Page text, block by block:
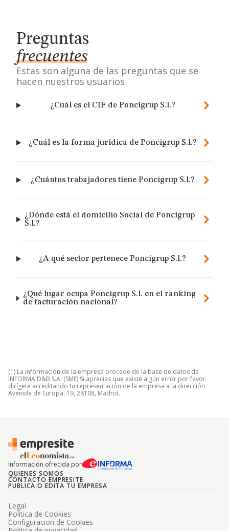
Preguntas
frecuentes
Estas son alguna de las preguntas que se
hacen nuestros usuarios
¿Cuál es el CIF de Poncigrup S.l.?
¿Cuál es la forma jurídica de Poncigrup S.l.?
¿Cuántos trabajadores tiene Poncigrup S.l.?
¿Dónde está el domicilio Social de Poncigrup
S.l.?
¿A qué sector pertenece Poncigrup S.l.?
¿Qué lugar ocupa Poncigrup S.l. en el ranking
de facturación nacional?
(1) La información de la empresa procede de la base de datos de
INFORMA D&B S.A. (SME) Si aprecias que existe algún error por favor
dirígete acreditando tu representación de la empresa a la dirección
Avenida de Europa, 19, 28108, Madrid.
Información ofrecida por
QUIENES SOMOS
CONTACTO EMPRESITE
PUBLICA O EDITA TU EMPRESA
Legal
Politica de Cookies
Configuracion de Cookies